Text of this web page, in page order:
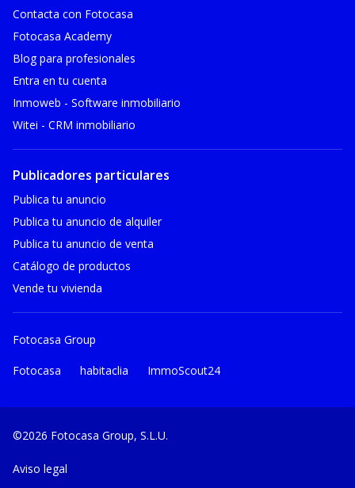
Contacta con Fotocasa
Fotocasa Academy
Blog para profesionales
Entra en tu cuenta
Inmoweb - Software inmobiliario
Witei - CRM inmobiliario
Publicadores particulares
Publica tu anuncio
Publica tu anuncio de alquiler
Publica tu anuncio de venta
Catálogo de productos
Vende tu vivienda
Fotocasa Group
Fotocasa habitaclia ImmoScout24
©2026 Fotocasa Group, S.L.U.
Aviso legal